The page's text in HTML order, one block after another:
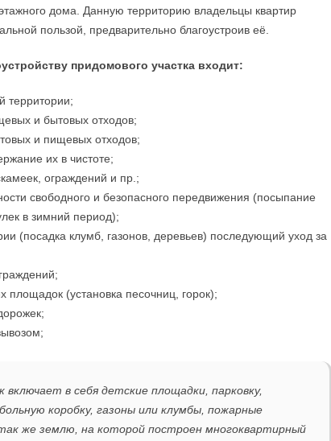
дома. Данную территорию владельцы квартир
пользой, предварительно благоустроив её.
придомового участка входит:
территории;
и бытовых отходов;
и пищевых отходов;
их в чистоте;
ограждений и пр.;
свободного и безопасного передвижения (посыпание
в зимний период);
(посадка клумб, газонов, деревьев) последующий уход за
площадок (установка песочниц, горок);
в себя детские площадки, парковку,
коробку, газоны или клумбы, пожарные
же землю, на которой построен многоквартирный